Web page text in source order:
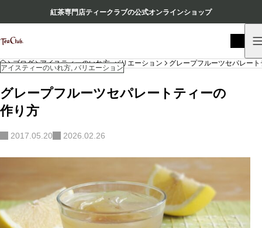
紅茶専門店ティークラブの公式オンラインショップ
HOME
ブログ アイスティーのいれ方,バリエーション グレープフルーツセパレー
アイスティーのいれ方 バリエーション
グレープフルーツセパレートティーの
作り方
2017.05.20 2026.02.26